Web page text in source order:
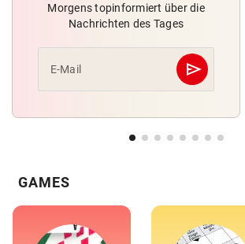
Morgens topinformiert über die
Nachrichten des Tages
E-Mail send
Abschicken
GAMES